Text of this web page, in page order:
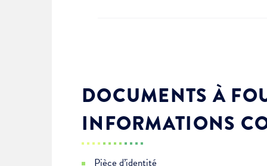
DOCUMENTS À
INFORMATIONS
Pièce d’identité